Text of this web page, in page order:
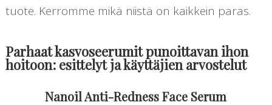
tuote. Kerromme mikä niistä on kaikkein paras.
Parhaat kasvoseerumit punoittavan ihon
hoitoon: esittelyt ja käyttäjien arvostelut
Nanoil Anti-Redness Face Serum